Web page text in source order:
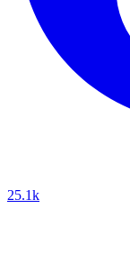
25.1k